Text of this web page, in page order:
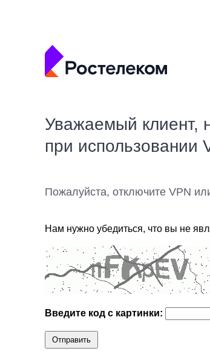
Уважаемый клиент,
при использовании
Пожалуйста, отключите VPN
Нам нужно убедиться, что вы не
Введите код с картинки:
Отправить